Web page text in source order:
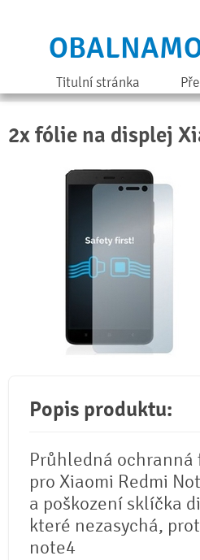
Titulní stránka
2x fólie na displej
Popis produktu:
Průhledná
pro Xiaomi Redmi
a poškození sklíčka
které nezasychá,
note4